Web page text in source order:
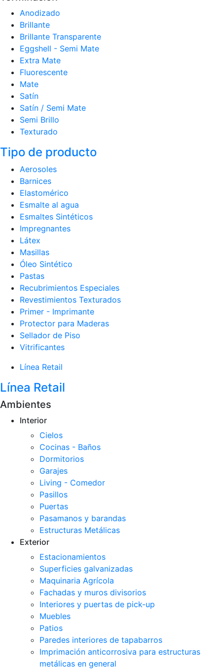
Anodizado
Brillante
Brillante Transparente
Eggshell - Semi Mate
Extra Mate
Fluorescente
Mate
Satín
Satín / Semi Mate
Semi Brillo
Texturado
Tipo de producto
Aerosoles
Barnices
Elastomérico
Esmalte al agua
Esmaltes Sintéticos
Impregnantes
Látex
Masillas
Óleo Sintético
Pastas
Recubrimientos Especiales
Revestimientos Texturados
Primer - Imprimante
Protector para Maderas
Sellador de Piso
Vitrificantes
Línea Retail
Línea Retail
Ambientes
Interior
Cielos
Cocinas - Baños
Dormitorios
Garajes
Living - Comedor
Pasillos
Puertas
Pasamanos y barandas
Estructuras Metálicas
Exterior
Estacionamientos
Superficies galvanizadas
Maquinaria Agrícola
Fachadas y muros divisorios
Interiores y puertas de pick-up
Muebles
Patios
Paredes interiores de tapabarros
Imprimación anticorrosiva para estructuras
metálicas en general